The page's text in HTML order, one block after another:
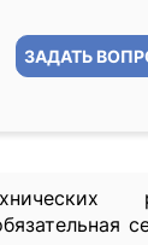
ЗАДАТЬ